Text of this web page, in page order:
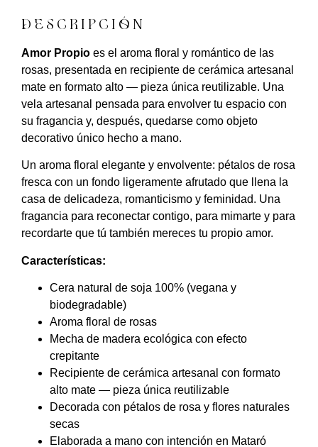
DESCRIPCIÓN
Amor Propio es el aroma floral y romántico de las
rosas, presentada en recipiente de cerámica artesanal
mate en formato alto — pieza única reutilizable. Una
vela artesanal pensada para envolver tu espacio con
su fragancia y, después, quedarse como objeto
decorativo único hecho a mano.
Un aroma floral elegante y envolvente: pétalos de rosa
fresca con un fondo ligeramente afrutado que llena la
casa de delicadeza, romanticismo y feminidad. Una
fragancia para reconectar contigo, para mimarte y para
recordarte que tú también mereces tu propio amor.
Características:
Cera natural de soja 100% (vegana y
biodegradable)
Aroma floral de rosas
Mecha de madera ecológica con efecto
crepitante
Recipiente de cerámica artesanal con formato
alto mate — pieza única reutilizable
Decorada con pétalos de rosa y flores naturales
secas
Elaborada a mano con intención en Mataró